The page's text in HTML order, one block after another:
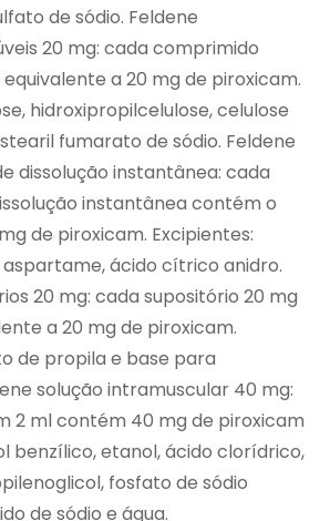
de sódio. Feldene
20 mg: cada comprimido
a 20 mg de piroxicam.
hidroxipropilcelulose, celulose
fumarato de sódio. Feldene
dissolução instantânea: cada
instantânea contém o
de piroxicam. Excipientes:
ácido cítrico anidro.
20 mg: cada supositório 20 mg
a 20 mg de piroxicam.
de propila e base para
solução intramuscular 40 mg:
2 ml contém 40 mg de piroxicam
benzílico, etanol, ácido clorídrico,
fosfato de sódio
de sódio e água.